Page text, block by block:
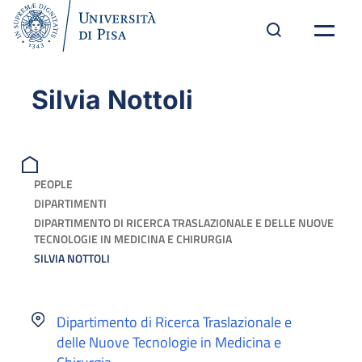
Silvia Nottoli
PEOPLE
DIPARTIMENTI
DIPARTIMENTO DI RICERCA TRASLAZIONALE E DELLE NUOVE
TECNOLOGIE IN MEDICINA E CHIRURGIA
SILVIA NOTTOLI
Dipartimento di Ricerca Traslazionale e
delle Nuove Tecnologie in Medicina e